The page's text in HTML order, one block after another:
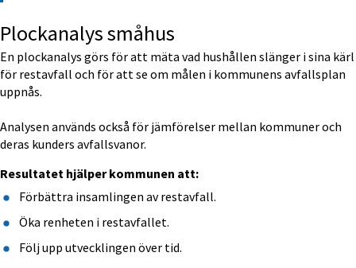
Plockanalys småhus
En plockanalys görs för att mäta vad hushållen slänger i sina kärl
för restavfall och för att se om målen i kommunens avfallsplan
uppnås.
Analysen används också för jämförelser mellan kommuner och
deras kunders avfallsvanor.
Resultatet hjälper kommunen att:
Förbättra insamlingen av restavfall.
Öka renheten i restavfallet.
Följ upp utvecklingen över tid.